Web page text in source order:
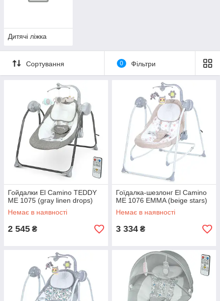
Дитячі ліжка
Сортування 0 Фільтри
Гойдалки El Camino TEDDY
ME 1075 (gray linen drops)
Немає в наявності
2 545 ₴
Гоїдалка-шезлонг El Camino
ME 1076 EMMA (beige stars)
Немає в наявності
3 334 ₴